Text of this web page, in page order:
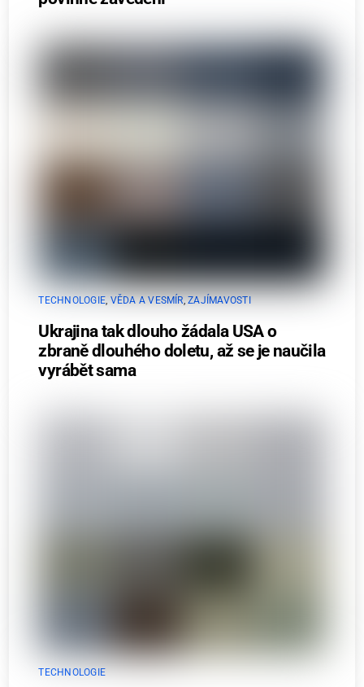
TECHNOLOGIE, VĚDA A VESMÍR,ZAJÍMAVOSTI
Ukrajina tak dlouho žádala USA o
zbraně dlouhého doletu, až se je naučila
vyrábět sama
TECHNOLOGIE